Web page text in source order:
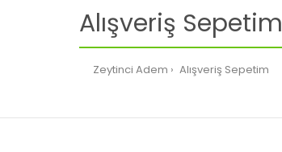
Alışveriş Sepetim
Zeytinci Adem Alışveriş Sepetim